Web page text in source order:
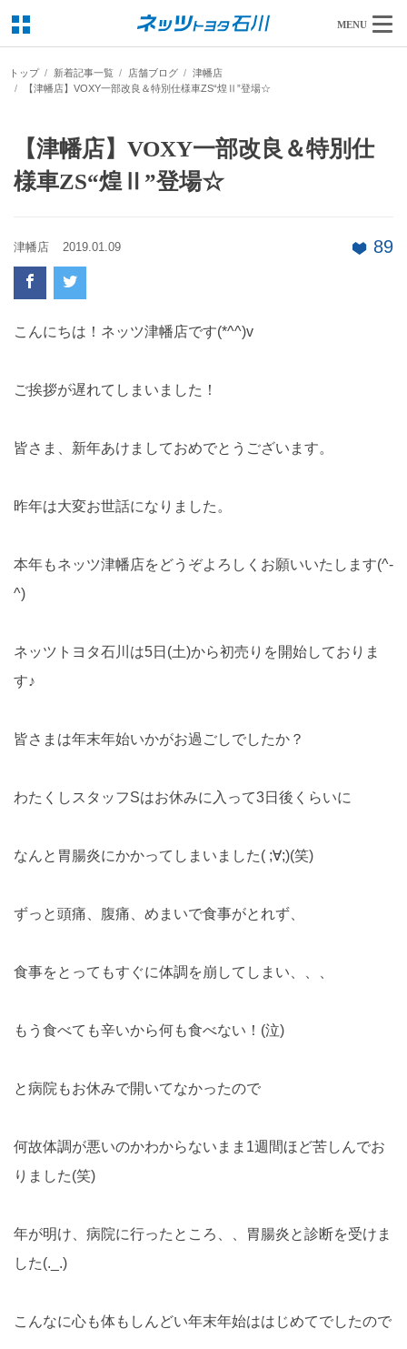
MENU
トップ 新着記事一覧 店舗ブログ
津幡店
【津幡店】VOXY一部改良＆特別仕様車ZS“煌Ⅱ”登場☆
【津幡店】VOXY一部改良＆特別仕
様車ZS“煌Ⅱ”登場☆
津幡店 2019.01.09 89
こんにちは！ネッツ津幡店です(*^^)v
ご挨拶が遅れてしまいました！
皆さま、新年あけましておめでとうございます。
昨年は大変お世話になりました。
本年もネッツ津幡店をどうぞよろしくお願いいたします(^-
^)
ネッツトヨタ石川は5日(土)から初売りを開始しておりま
す♪
皆さまは年末年始いかがお過ごしでしたか？
わたくしスタッフSはお休みに入って3日後くらいに
なんと胃腸炎にかかってしまいました( ;∀;)(笑)
ずっと頭痛、腹痛、めまいで食事がとれず、
食事をとってもすぐに体調を崩してしまい、、、
もう食べても辛いから何も食べない！(泣)
と病院もお休みで開いてなかったので
何故体調が悪いのかわからないまま1週間ほど苦しんでお
りました(笑)
年が明け、病院に行ったところ、、胃腸炎と診断を受けま
した(._.)
こんなに心も体もしんどい年末年始ははじめてでしたので